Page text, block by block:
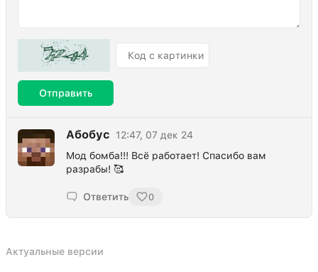
Отправить
Абобус
12:47, 07 дек 24
Мод бомба!!! Всё работает! Спасибо вам
разрабы! 🥰
Ответить 0
Актуальные версии